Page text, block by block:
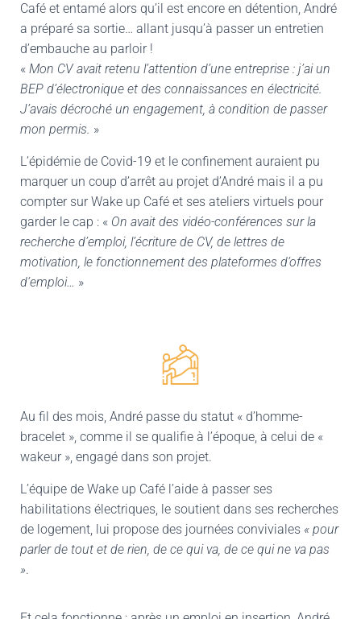
Café et entamé alors qu’il est encore en détention, André
a préparé sa sortie… allant jusqu’à passer un entretien
d’embauche au parloir !
« Mon CV avait retenu l’attention d’une entreprise : j’ai un
BEP d’électronique et des connaissances en électricité.
J’avais décroché un engagement, à condition de passer
mon permis. »
L’épidémie de Covid-19 et le confinement auraient pu
marquer un coup d’arrêt au projet d’André mais il a pu
compter sur Wake up Café et ses ateliers virtuels pour
garder le cap : « On avait des vidéo-conférences sur la
recherche d’emploi, l’écriture de CV, de lettres de
motivation, le fonctionnement des plateformes d’offres
d’emploi… »
Au fil des mois, André passe du statut « d’homme-
bracelet », comme il se qualifie à l’époque, à celui de «
wakeur », engagé dans son projet.
L’équipe de Wake up Café l’aide à passer ses
habilitations électriques, le soutient dans ses recherches
de logement, lui propose des journées conviviales « pour
parler de tout et de rien, de ce qui va, de ce qui ne va pas
».